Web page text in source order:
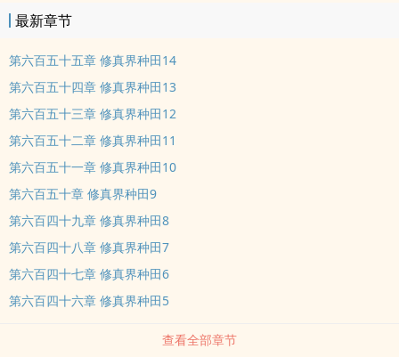
最新章节
第六百五十五章 修真界种田14
第六百五十四章 修真界种田13
第六百五十三章 修真界种田12
第六百五十二章 修真界种田11
第六百五十一章 修真界种田10
第六百五十章 修真界种田9
第六百四十九章 修真界种田8
第六百四十八章 修真界种田7
第六百四十七章 修真界种田6
第六百四十六章 修真界种田5
查看全部章节